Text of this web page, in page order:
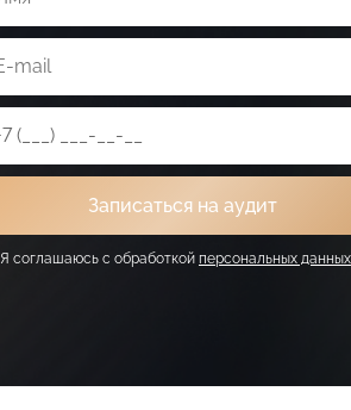
Записаться на аудит
Я соглашаюсь с обработкой персональных данных